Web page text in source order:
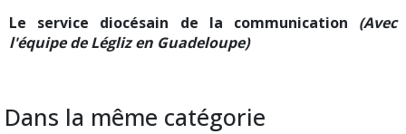
Le service diocésain de la communication (Avec
l'équipe de Légliz en Guadeloupe)
Dans la même catégorie